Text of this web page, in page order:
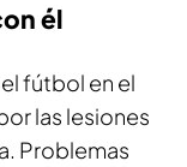
él
fútbol en el
las lesiones
Problemas